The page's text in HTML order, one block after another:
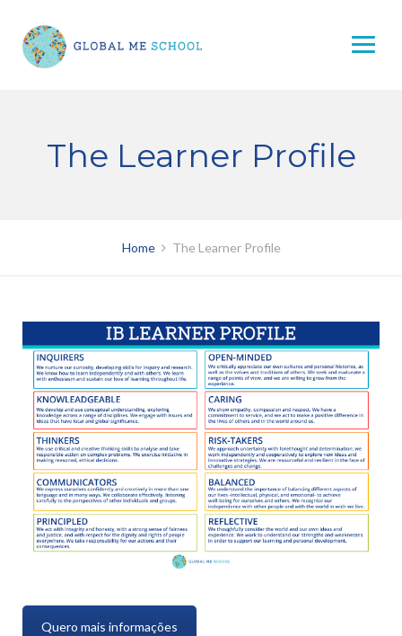
content
The Learner Profile
Home The Learner Profile
Quero mais informações